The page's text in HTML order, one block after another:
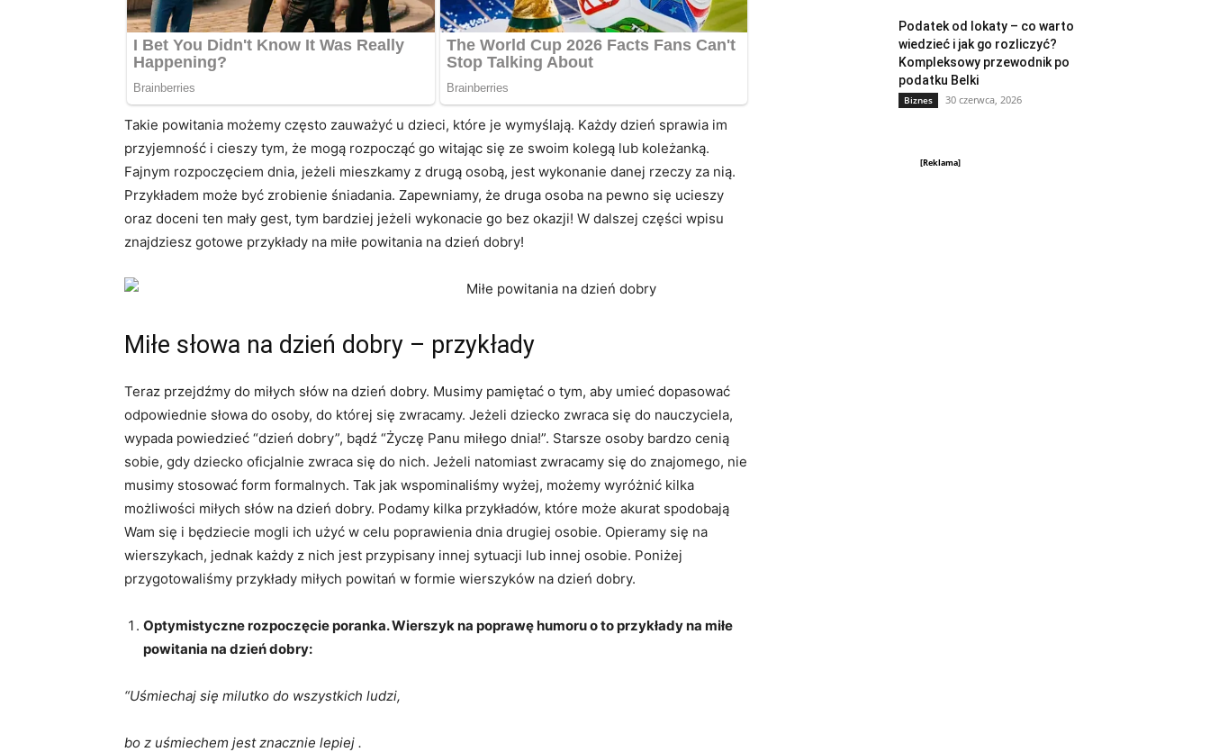
Takie powitania możemy często zauważyć u dzieci, które je wymyślają. Każdy dzień sprawia im
przyjemność i cieszy tym, że mogą rozpocząć go witając się ze swoim kolegą lub koleżanką.
Fajnym rozpoczęciem dnia, jeżeli mieszkamy z drugą osobą, jest wykonanie danej rzeczy za nią.
Przykładem może być zrobienie śniadania. Zapewniamy, że druga osoba na pewno się ucieszy
oraz doceni ten mały gest, tym bardziej jeżeli wykonacie go bez okazji! W dalszej części wpisu
znajdziesz gotowe przykłady na miłe powitania na dzień dobry!
Miłe słowa na dzień dobry – przykłady
Teraz przejdźmy do miłych słów na dzień dobry. Musimy pamiętać o tym, aby umieć dopasować
odpowiednie słowa do osoby, do której się zwracamy. Jeżeli dziecko zwraca się do nauczyciela,
wypada powiedzieć “dzień dobry”, bądź “Życzę Panu miłego dnia!”. Starsze osoby bardzo cenią
sobie, gdy dziecko oficjalnie zwraca się do nich. Jeżeli natomiast zwracamy się do znajomego, nie
musimy stosować form formalnych. Tak jak wspominaliśmy wyżej, możemy wyróżnić kilka
możliwości miłych słów na dzień dobry. Podamy kilka przykładów, które może akurat spodobają
Wam się i będziecie mogli ich użyć w celu poprawienia dnia drugiej osobie. Opieramy się na
wierszykach, jednak każdy z nich jest przypisany innej sytuacji lub innej osobie. Poniżej
przygotowaliśmy przykłady miłych powitań w formie wierszyków na dzień dobry.
Optymistyczne rozpoczęcie poranka. Wierszyk na poprawę humoru o to przykłady na miłe
powitania na dzień dobry:
“Uśmiechaj się milutko do wszystkich ludzi,
bo z uśmiechem jest znacznie lepiej .
Podatek od lokaty – co warto
wiedzieć i jak go rozliczyć?
Kompleksowy przewodnik po
podatku Belki
Biznes 30 czerwca, 2026
[Reklama]